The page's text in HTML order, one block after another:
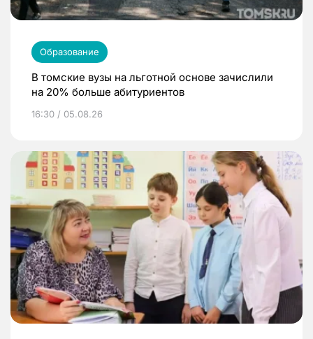
Образование
В томские вузы на льготной основе зачислили
на 20% больше абитуриентов
16:30 / 05.08.26